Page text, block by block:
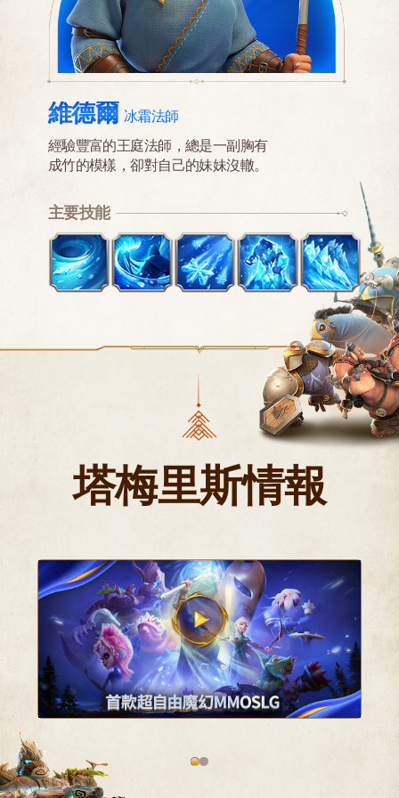
維德爾 冰霜法師
經驗豐富的王庭法師，總是一副胸有
成竹的模樣，卻對自己的妹妹沒轍。
主要技能
塔梅里斯情報